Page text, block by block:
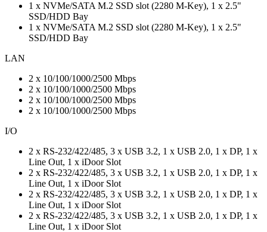
1 x NVMe/SATA M.2 SSD slot (2280 M-Key), 1 x 2.5"
SSD/HDD Bay
1 x NVMe/SATA M.2 SSD slot (2280 M-Key), 1 x 2.5"
SSD/HDD Bay
LAN
2 x 10/100/1000/2500 Mbps
2 x 10/100/1000/2500 Mbps
2 x 10/100/1000/2500 Mbps
2 x 10/100/1000/2500 Mbps
I/O
2 x RS-232/422/485, 3 x USB 3.2, 1 x USB 2.0, 1 x DP, 1 x
Line Out, 1 x iDoor Slot
2 x RS-232/422/485, 3 x USB 3.2, 1 x USB 2.0, 1 x DP, 1 x
Line Out, 1 x iDoor Slot
2 x RS-232/422/485, 3 x USB 3.2, 1 x USB 2.0, 1 x DP, 1 x
Line Out, 1 x iDoor Slot
2 x RS-232/422/485, 3 x USB 3.2, 1 x USB 2.0, 1 x DP, 1 x
Line Out, 1 x iDoor Slot